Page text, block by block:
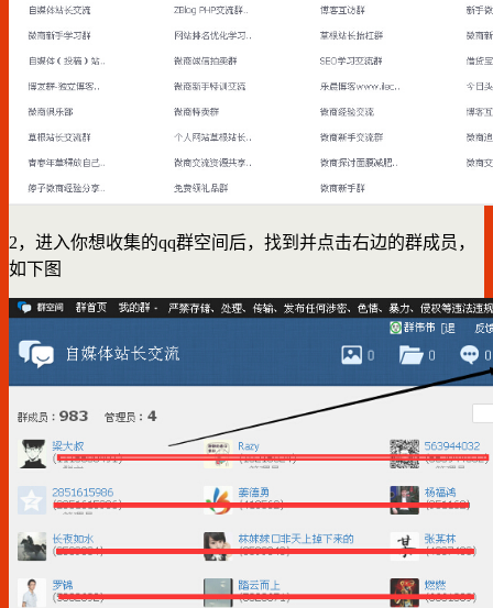
2，进入你想收集的qq群空间后，找到并点击右边的群成员，
如下图